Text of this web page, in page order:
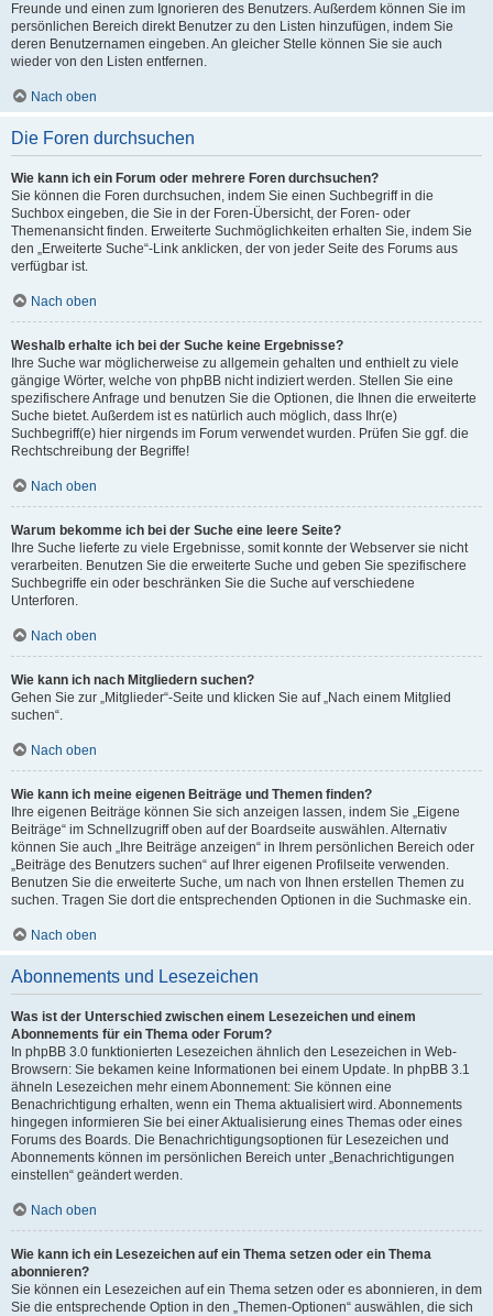
Freunde und einen zum Ignorieren des Benutzers. Außerdem können Sie im
persönlichen Bereich direkt Benutzer zu den Listen hinzufügen, indem Sie
deren Benutzernamen eingeben. An gleicher Stelle können Sie sie auch
wieder von den Listen entfernen.
Nach oben
Die Foren durchsuchen
Wie kann ich ein Forum oder mehrere Foren durchsuchen?
Sie können die Foren durchsuchen, indem Sie einen Suchbegriff in die
Suchbox eingeben, die Sie in der Foren-Übersicht, der Foren- oder
Themenansicht finden. Erweiterte Suchmöglichkeiten erhalten Sie, indem Sie
den „Erweiterte Suche“-Link anklicken, der von jeder Seite des Forums aus
verfügbar ist.
Nach oben
Weshalb erhalte ich bei der Suche keine Ergebnisse?
Ihre Suche war möglicherweise zu allgemein gehalten und enthielt zu viele
gängige Wörter, welche von phpBB nicht indiziert werden. Stellen Sie eine
spezifischere Anfrage und benutzen Sie die Optionen, die Ihnen die erweiterte
Suche bietet. Außerdem ist es natürlich auch möglich, dass Ihr(e)
Suchbegriff(e) hier nirgends im Forum verwendet wurden. Prüfen Sie ggf. die
Rechtschreibung der Begriffe!
Nach oben
Warum bekomme ich bei der Suche eine leere Seite?
Ihre Suche lieferte zu viele Ergebnisse, somit konnte der Webserver sie nicht
verarbeiten. Benutzen Sie die erweiterte Suche und geben Sie spezifischere
Suchbegriffe ein oder beschränken Sie die Suche auf verschiedene
Unterforen.
Nach oben
Wie kann ich nach Mitgliedern suchen?
Gehen Sie zur „Mitglieder“-Seite und klicken Sie auf „Nach einem Mitglied
suchen“.
Nach oben
Wie kann ich meine eigenen Beiträge und Themen finden?
Ihre eigenen Beiträge können Sie sich anzeigen lassen, indem Sie „Eigene
Beiträge“ im Schnellzugriff oben auf der Boardseite auswählen. Alternativ
können Sie auch „Ihre Beiträge anzeigen“ in Ihrem persönlichen Bereich oder
„Beiträge des Benutzers suchen“ auf Ihrer eigenen Profilseite verwenden.
Benutzen Sie die erweiterte Suche, um nach von Ihnen erstellen Themen zu
suchen. Tragen Sie dort die entsprechenden Optionen in die Suchmaske ein.
Nach oben
Abonnements und Lesezeichen
Was ist der Unterschied zwischen einem Lesezeichen und einem
Abonnements für ein Thema oder Forum?
In phpBB 3.0 funktionierten Lesezeichen ähnlich den Lesezeichen in Web-
Browsern: Sie bekamen keine Informationen bei einem Update. In phpBB 3.1
ähneln Lesezeichen mehr einem Abonnement: Sie können eine
Benachrichtigung erhalten, wenn ein Thema aktualisiert wird. Abonnements
hingegen informieren Sie bei einer Aktualisierung eines Themas oder eines
Forums des Boards. Die Benachrichtigungsoptionen für Lesezeichen und
Abonnements können im persönlichen Bereich unter „Benachrichtigungen
einstellen“ geändert werden.
Nach oben
Wie kann ich ein Lesezeichen auf ein Thema setzen oder ein Thema
abonnieren?
Sie können ein Lesezeichen auf ein Thema setzen oder es abonnieren, in dem
Sie die entsprechende Option in den „Themen-Optionen“ auswählen, die sich